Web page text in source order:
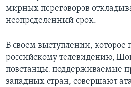
мирных переговоров
неопределенный срок.
В своем выступлении, которое
российскому телевидению,
повстанцы, поддерживаемые
западных стран, совершают